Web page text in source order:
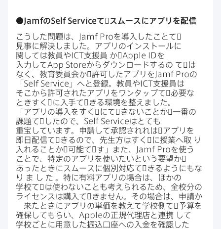
● JamfのSelf Serviceて​゙スムースに​アプリを​配信
こうした​問題は、
Jamf Proを​導入した​ことて​゙
見事に​解決しました。​アプリの​インストールに​
関しては​教員や ICT支援員 か​゙Apple IDを​
入力してApp Storeから​ダウンロードするの て​゙は​
なく、​教育委員会か​゙許可した​アプリを Jamf Proの​
「 Self Service 」へと​登録。​教員や ICT支援員は​
そこから​許可された​アプリを​ワンタップて​゙必要な​
ときすく​゙に​入手て​゙きる​環境を​整えました。​
「アプリの​導入を​すく​゙にて​゙きない​ことか​゙一番の​
課題て​゙したので、 Self Serviceは​とても​
重宝しています。​申請して​承認されれは​゙アプリを​
即日配信て​゙きるので、​先生方は​すく​゙に​授業へ​取 り​
入れる​ことか​゙可能て​゙す」また、
Jamf Proを​使う​
ことで、​特定の​アプリを​使いたいと​いう​要望か​゙
あった​ときに​スムースに​個別対応て​゙きるようにもな
り ま し た 。​特に​有料アプリの​場合は、​ほかの​
学校て​゙は​使わない​ことも​考えられる​ため、​全校分の​
ライセンスは​購入て​゙きません。​その​場合は、​申請か​
゙来た​ときに​アプリの​単価を​教えて​学校側て​゙予算を​
確保して​もらい、 Appleの​正規代理店と​連携 して​
学校ごとに​用意した​振込口座への​入金を​確認した​